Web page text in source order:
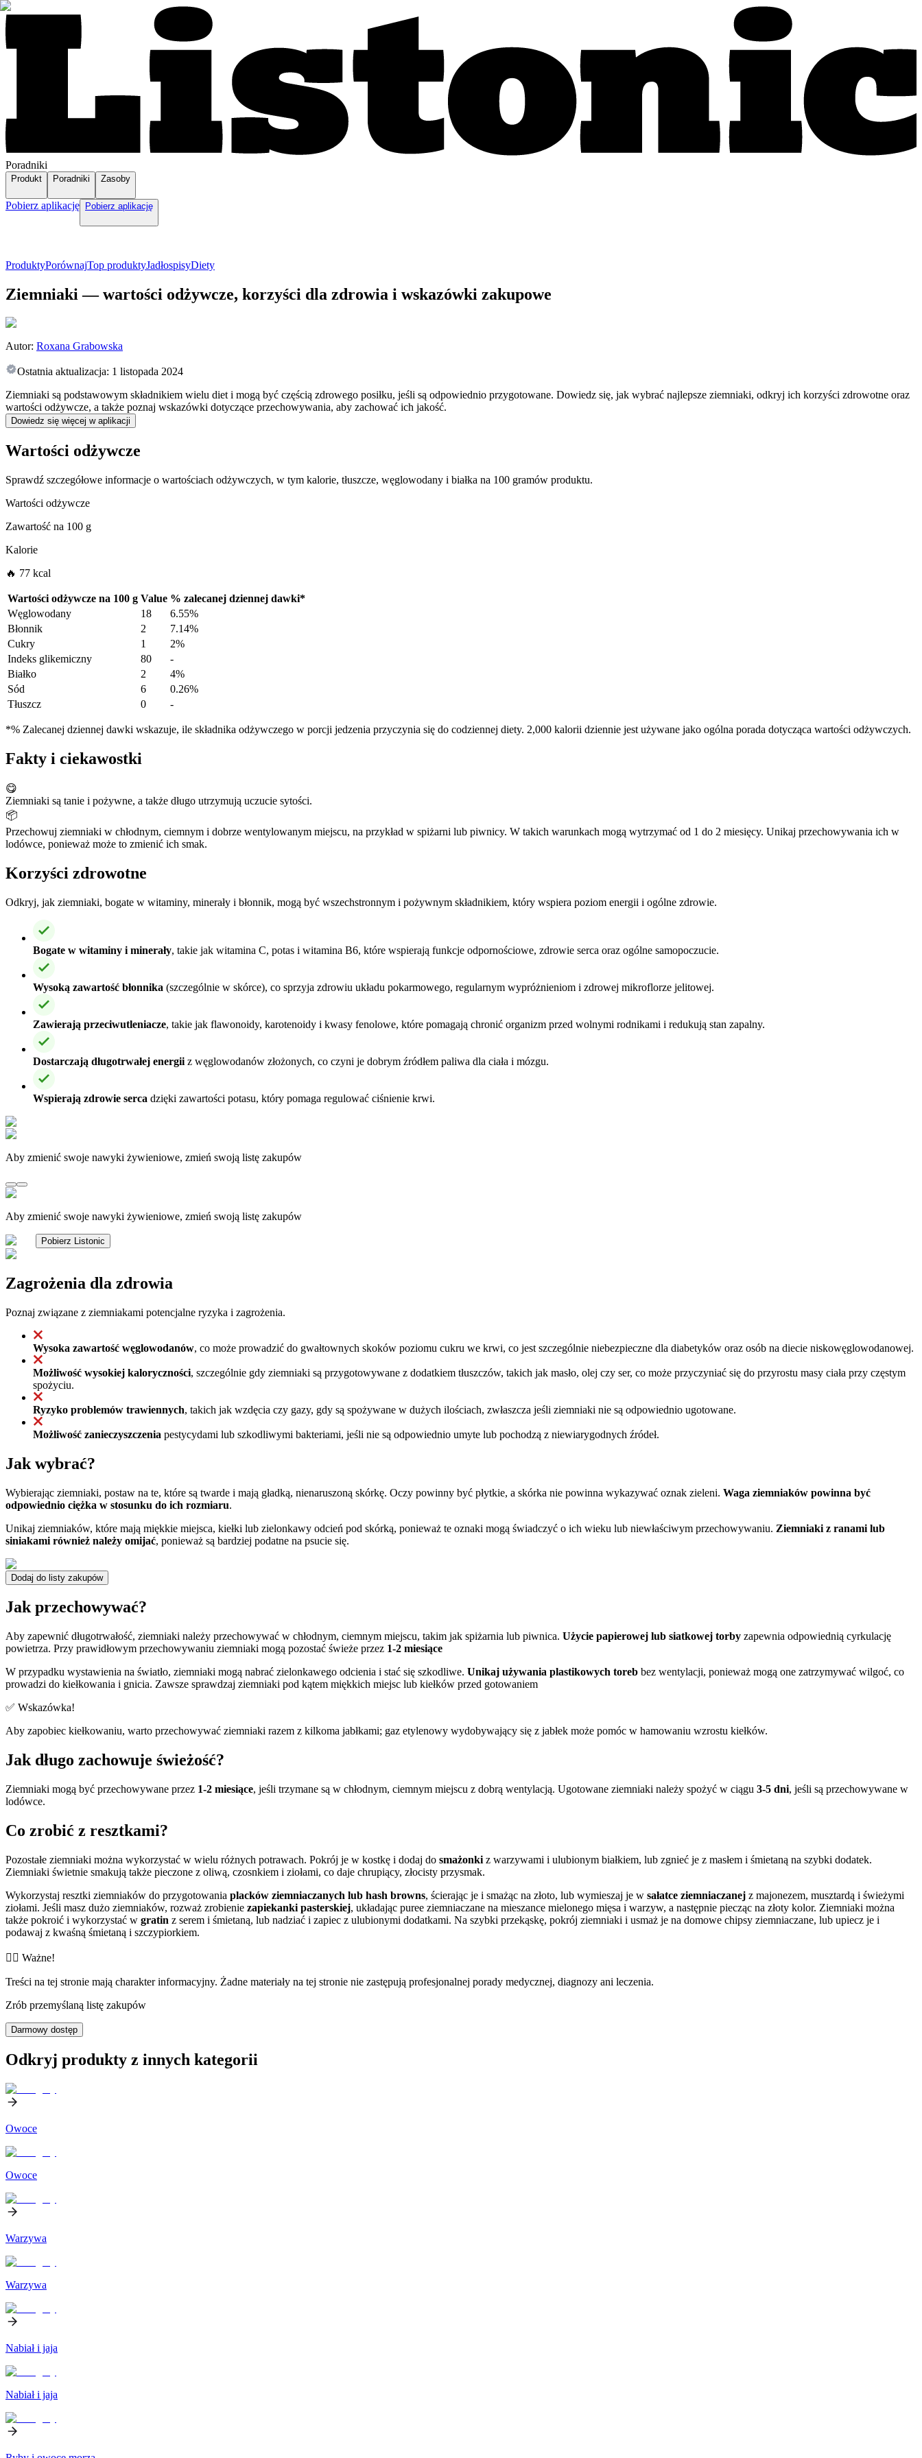
Poradniki
Produkt Poradniki Zasoby
Pobierz aplikację Pobierz aplikację
ProduktyPorównajTop produktyJadłospisyDiety
Ziemniaki — wartości odżywcze, korzyści dla zdrowia i wskazówki zakupowe
Autor: Roxana Grabowska
Ostatnia aktualizacja: 1 listopada 2024
Ziemniaki są podstawowym składnikiem wielu diet i mogą być częścią zdrowego posiłku, jeśli są odpowiednio przygotowane. Dowiedz się, jak wybrać najlepsze ziemniaki, odkryj ich korzyści zdrowotne oraz
wartości odżywcze, a także poznaj wskazówki dotyczące przechowywania, aby zachować ich jakość.
Dowiedz się więcej w aplikacji
Wartości odżywcze
Sprawdź szczegółowe informacje o wartościach odżywczych, w tym kalorie, tłuszcze, węglowodany i białka na 100 gramów produktu.
Wartości odżywcze
Zawartość na 100 g
Kalorie
🔥 77 kcal
Wartości odżywcze na 100 g Value % zalecanej dziennej dawki*
Węglowodany
18
6.55%
Błonnik
2
7.14%
Cukry
1
2%
Indeks glikemiczny
80
-
Białko
2
4%
Sód
6
0.26%
Tłuszcz
0 -
*% Zalecanej dziennej dawki wskazuje, ile składnika odżywczego w porcji jedzenia przyczynia się do codziennej diety. 2,000 kalorii dziennie jest używane jako ogólna porada dotycząca wartości odżywczych.
Fakty i ciekawostki
😋
Ziemniaki są tanie i pożywne, a także długo utrzymują uczucie sytości.
📦
Przechowuj ziemniaki w chłodnym, ciemnym i dobrze wentylowanym miejscu, na przykład w spiżarni lub piwnicy. W takich warunkach mogą wytrzymać od 1 do 2 miesięcy. Unikaj przechowywania ich w
lodówce, ponieważ może to zmienić ich smak.
Korzyści zdrowotne
Odkryj, jak ziemniaki, bogate w witaminy, minerały i błonnik, mogą być wszechstronnym i pożywnym składnikiem, który wspiera poziom energii i ogólne zdrowie.
Bogate w witaminy i minerały, takie jak witamina C, potas i witamina B6, które wspierają funkcje odpornościowe, zdrowie serca oraz ogólne samopoczucie.
Wysoką zawartość błonnika (szczególnie w skórce), co sprzyja zdrowiu układu pokarmowego, regularnym wypróżnieniom i zdrowej mikroflorze jelitowej.
Zawierają przeciwutleniacze, takie jak flawonoidy, karotenoidy i kwasy fenolowe, które pomagają chronić organizm przed wolnymi rodnikami i redukują stan zapalny.
Dostarczają długotrwałej energii z węglowodanów złożonych, co czyni je dobrym źródłem paliwa dla ciała i mózgu.
Wspierają zdrowie serca dzięki zawartości potasu, który pomaga regulować ciśnienie krwi.
Aby zmienić swoje nawyki żywieniowe, zmień swoją listę zakupów
Aby zmienić swoje nawyki żywieniowe, zmień swoją listę zakupów
Pobierz Listonic
Zagrożenia dla zdrowia
Poznaj związane z ziemniakami potencjalne ryzyka i zagrożenia.
Wysoka zawartość węglowodanów, co może prowadzić do gwałtownych skoków poziomu cukru we krwi, co jest szczególnie niebezpieczne dla diabetyków oraz osób na diecie niskowęglowodanowej.
Możliwość wysokiej kaloryczności, szczególnie gdy ziemniaki są przygotowywane z dodatkiem tłuszczów, takich jak masło, olej czy ser, co może przyczyniać się do przyrostu masy ciała przy częstym
spożyciu.
Ryzyko problemów trawiennych, takich jak wzdęcia czy gazy, gdy są spożywane w dużych ilościach, zwłaszcza jeśli ziemniaki nie są odpowiednio ugotowane.
Możliwość zanieczyszczenia pestycydami lub szkodliwymi bakteriami, jeśli nie są odpowiednio umyte lub pochodzą z niewiarygodnych źródeł.
Jak wybrać?
Wybierając ziemniaki, postaw na te, które są twarde i mają gładką, nienaruszoną skórkę. Oczy powinny być płytkie, a skórka nie powinna wykazywać oznak zieleni. Waga ziemniaków powinna być
odpowiednio ciężka w stosunku do ich rozmiaru.
Unikaj ziemniaków, które mają miękkie miejsca, kiełki lub zielonkawy odcień pod skórką, ponieważ te oznaki mogą świadczyć o ich wieku lub niewłaściwym przechowywaniu. Ziemniaki z ranami lub
siniakami również należy omijać, ponieważ są bardziej podatne na psucie się.
Dodaj do listy zakupów
Jak przechowywać?
Aby zapewnić długotrwałość, ziemniaki należy przechowywać w chłodnym, ciemnym miejscu, takim jak spiżarnia lub piwnica. Użycie papierowej lub siatkowej torby zapewnia odpowiednią cyrkulację
powietrza. Przy prawidłowym przechowywaniu ziemniaki mogą pozostać świeże przez 1-2 miesiące
W przypadku wystawienia na światło, ziemniaki mogą nabrać zielonkawego odcienia i stać się szkodliwe. Unikaj używania plastikowych toreb bez wentylacji, ponieważ mogą one zatrzymywać wilgoć, co
prowadzi do kiełkowania i gnicia. Zawsze sprawdzaj ziemniaki pod kątem miękkich miejsc lub kiełków przed gotowaniem
✅ Wskazówka!
Aby zapobiec kiełkowaniu, warto przechowywać ziemniaki razem z kilkoma jabłkami; gaz etylenowy wydobywający się z jabłek może pomóc w hamowaniu wzrostu kiełków.
Jak długo zachowuje świeżość?
Ziemniaki mogą być przechowywane przez 1-2 miesiące, jeśli trzymane są w chłodnym, ciemnym miejscu z dobrą wentylacją. Ugotowane ziemniaki należy spożyć w ciągu 3-5 dni, jeśli są przechowywane w
lodówce.
Co zrobić z resztkami?
Pozostałe ziemniaki można wykorzystać w wielu różnych potrawach. Pokrój je w kostkę i dodaj do smażonki z warzywami i ulubionym białkiem, lub zgnieć je z masłem i śmietaną na szybki dodatek.
Ziemniaki świetnie smakują także pieczone z oliwą, czosnkiem i ziołami, co daje chrupiący, złocisty przysmak.
Wykorzystaj resztki ziemniaków do przygotowania placków ziemniaczanych lub hash browns, ścierając je i smażąc na złoto, lub wymieszaj je w sałatce ziemniaczanej z majonezem, musztardą i świeżymi
ziołami. Jeśli masz dużo ziemniaków, rozważ zrobienie zapiekanki pasterskiej, układając puree ziemniaczane na mieszance mielonego mięsa i warzyw, a następnie piecząc na złoty kolor. Ziemniaki można
także pokroić i wykorzystać w gratin z serem i śmietaną, lub nadziać i zapiec z ulubionymi dodatkami. Na szybki przekąskę, pokrój ziemniaki i usmaż je na domowe chipsy ziemniaczane, lub upiecz je i
podawaj z kwaśną śmietaną i szczypiorkiem.
👨‍⚕️️ Ważne!
Treści na tej stronie mają charakter informacyjny. Żadne materiały na tej stronie nie zastępują profesjonalnej porady medycznej, diagnozy ani leczenia.
Zrób przemyślaną listę zakupów
Darmowy dostęp
Odkryj produkty z innych kategorii
Owoce
Owoce
Warzywa
Warzywa
Nabiał i jaja
Nabiał i jaja